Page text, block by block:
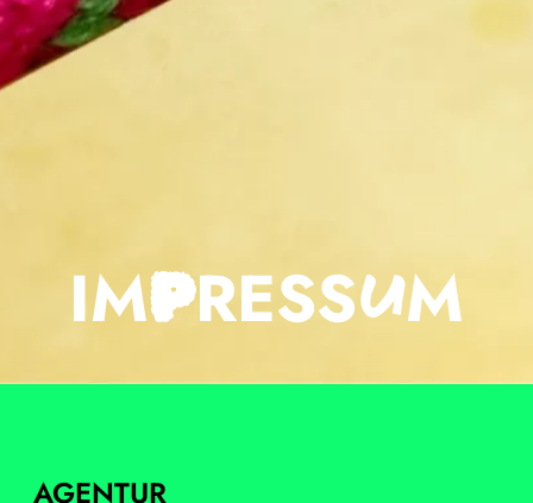
IMPRESSUM
AGENTUR